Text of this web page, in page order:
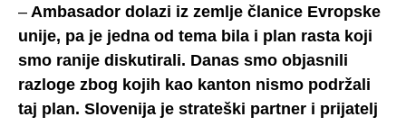
– Ambasador dolazi iz zemlje članice Evropske
unije, pa je jedna od tema bila i plan rasta koji
smo ranije diskutirali. Danas smo objasnili
razloge zbog kojih kao kanton nismo podržali
taj plan. Slovenija je strateški partner i prijatelj